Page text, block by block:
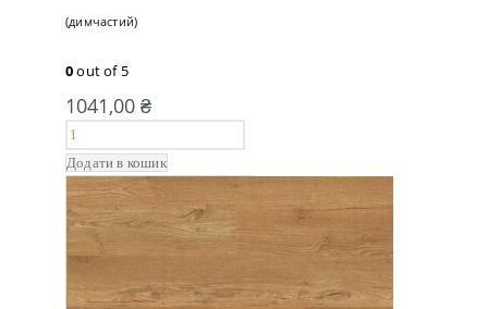
(димчастий)
0out of 5
1041,00 ₴
Додати в кошик